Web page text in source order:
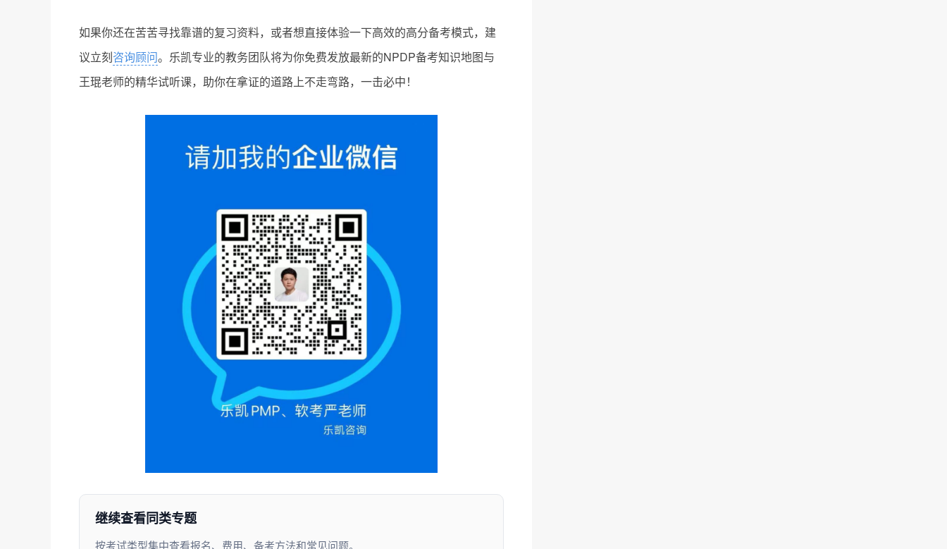
如果你还在苦苦寻找靠谱的复习资料，或者想直接体验一下高效的高分备考模式，建
议立刻咨询顾问。乐凯专业的教务团队将为你免费发放最新的NPDP备考知识地图与
王琨老师的精华试听课，助你在拿证的道路上不走弯路，一击必中！
继续查看同类专题
按考试类型集中查看报名、费用、备考方法和常见问题。